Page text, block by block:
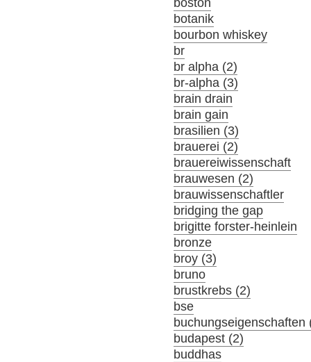
botanik
bourbon whiskey
br
br alpha (2)
br-alpha (3)
brain drain
brain gain
brasilien (3)
brauerei (2)
brauereiwissenschaft
brauwesen (2)
brauwissenschaftler
bridging the gap
brigitte forster-heinlein
bronze
broy (3)
bruno
brustkrebs (2)
bse
buchungseigenschaften
budapest (2)
buddhas